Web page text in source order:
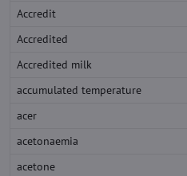
Accredit
Accredited
Accredited milk
accumulated temperature
acer
acetonaemia
acetone